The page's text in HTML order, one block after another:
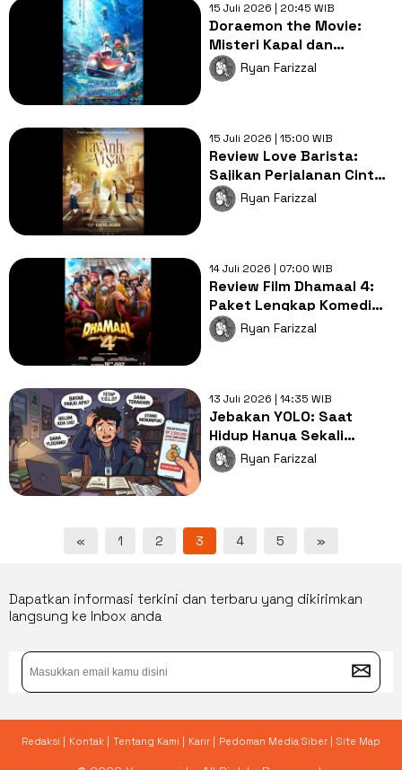
15 Juli 2026 | 20:45 WIB
Doraemon the Movie:
Misteri Kapal dan
Bangkitnya Sistem
Otomatis Atlantis!
Ryan Farizzal
15 Juli 2026 | 15:00 WIB
Review Love Barista:
Sajikan Perjalanan Cinta
yang Penuh Pengorbanan
Manis
Ryan Farizzal
14 Juli 2026 | 07:00 WIB
Review Film Dhamaal 4:
Paket Lengkap Komedi
Situasi yang Sangat
Menghibur
Ryan Farizzal
13 Juli 2026 | 14:35 WIB
Jebakan YOLO: Saat
Hidup Hanya Sekali
Berujung Utang yang
Menghantui
Ryan Farizzal
« 1 2 3 4 5 »
Dapatkan informasi terkini dan terbaru yang dikirimkan
langsung ke Inbox anda
Redaksi | Kontak | Tentang Kami | Karir | Pedoman Media Siber | Site Map